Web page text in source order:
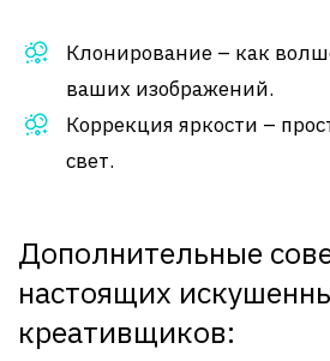
Клонирование – как
ваших изображений.
Коррекция яркости –
свет.
Дополнительные
настоящих
креативщиков: